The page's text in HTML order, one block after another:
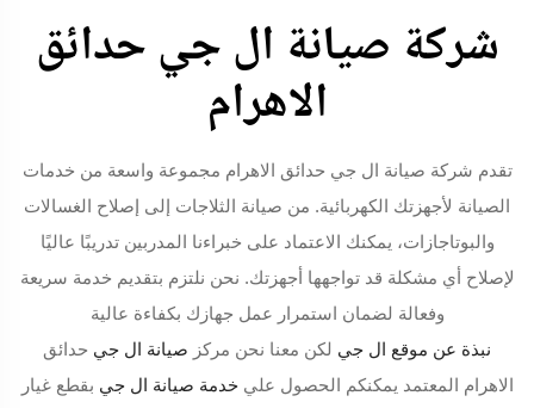
شركة صيانة ال جي حدائق
الاهرام
تقدم شركة صيانة ال جي حدائق الاهرام مجموعة واسعة من خدمات
الصيانة لأجهزتك الكهربائية. من صيانة الثلاجات إلى إصلاح الغسالات
والبوتاجازات، يمكنك الاعتماد على خبراءنا المدربين تدريبًا عاليًا
لإصلاح أي مشكلة قد تواجهها أجهزتك. نحن نلتزم بتقديم خدمة سريعة
وفعالة لضمان استمرار عمل جهازك بكفاءة عالية
نبذة عن موقع ال جي لكن معنا نحن مركز صيانة ال جي حدائق
الاهرام المعتمد يمكنكم الحصول علي خدمة صيانة ال جي بقطع غيار